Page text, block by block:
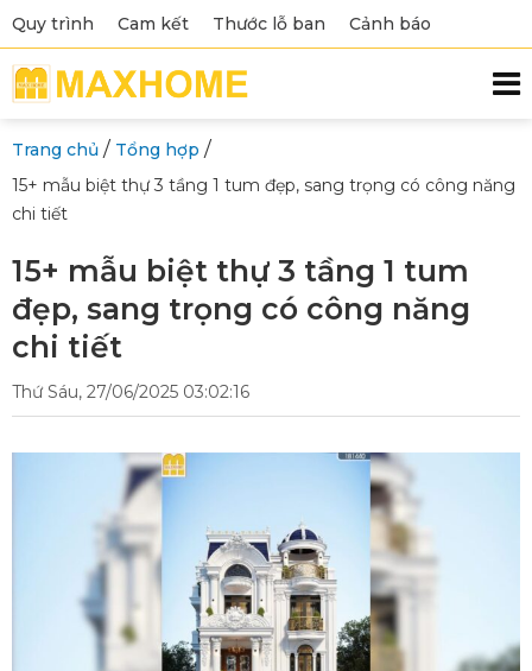
Quy trình Cam kết Thước lỗ ban Cảnh báo
Trang chủ / Tổng hợp /
15+ mẫu biệt thự 3 tầng 1 tum đẹp, sang trọng có công năng
chi tiết
15+ mẫu biệt thự 3 tầng 1 tum
đẹp, sang trọng có công năng
chi tiết
Thứ Sáu, 27/06/2025 03:02:16